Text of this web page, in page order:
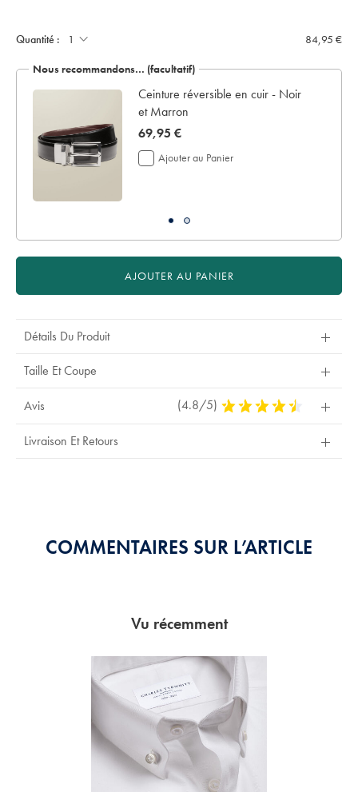
Quantité : 84,95 €
Nous recommandons… (facultatif)
Ceinture réversible en cuir - Noir
et Marron
now
69,95
€
69,95 €
Ajouter au Panier
AJOUTER AU PANIER
Détails Du Produit
Taille Et Coupe
Avis (4.8/5) 4,8
Stars
Livraison Et Retours
COMMENTAIRES SUR L’ARTICLE
Vu récemment